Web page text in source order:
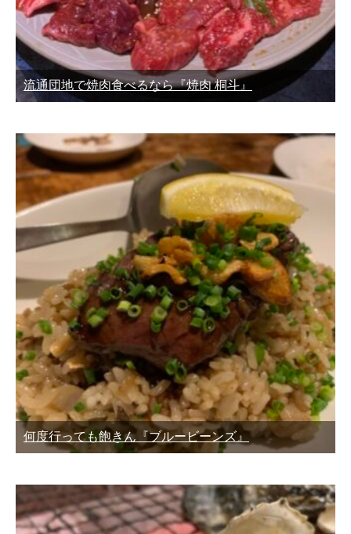
流通団地で焼肉食べるなら『焼肉 桐斗』
何度行っても飽きん『ブルービーンズ』